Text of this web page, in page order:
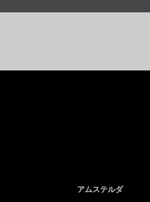
アムステルダ